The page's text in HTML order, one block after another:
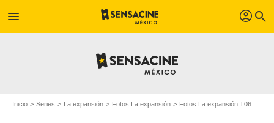
menu profil search
Inicio Series La expansión Fotos La expansión Fotos La expansión T06